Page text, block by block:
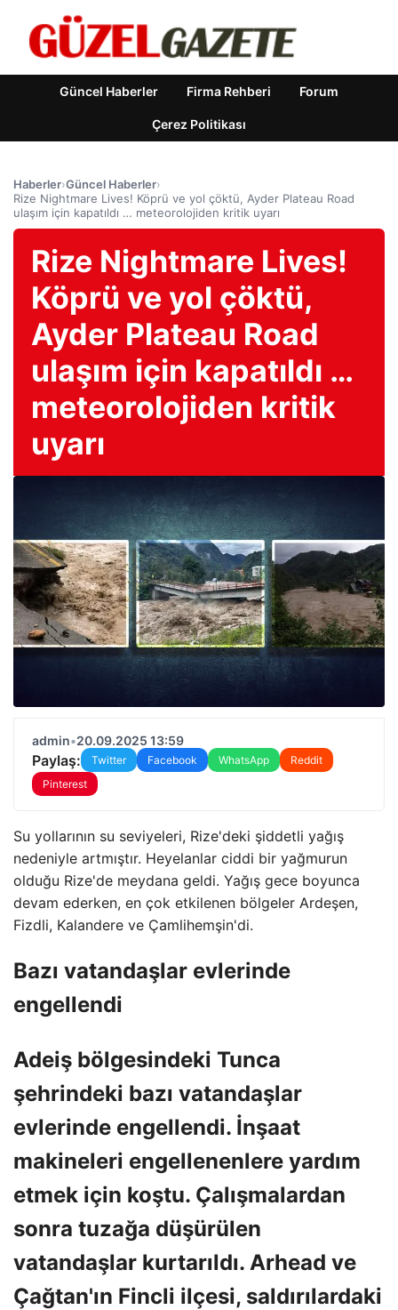
Güncel Haberler Firma Rehberi Forum
Çerez Politikası
Haberler›Güncel Haberler›
Rize Nightmare Lives! Köprü ve yol çöktü, Ayder Plateau Road
ulaşım için kapatıldı … meteorolojiden kritik uyarı
Rize Nightmare Lives!
Köprü ve yol çöktü,
Ayder Plateau Road
ulaşım için kapatıldı …
meteorolojiden kritik
uyarı
admin•20.09.2025 13:59
Paylaş: Twitter Facebook WhatsApp
Reddit
Pinterest
Su yollarının su seviyeleri, Rize'deki şiddetli yağış
nedeniyle artmıştır. Heyelanlar ciddi bir yağmurun
olduğu Rize'de meydana geldi. Yağış gece boyunca
devam ederken, en çok etkilenen bölgeler Ardeşen,
Fizdli, Kalandere ve Çamlihemşin'di.
Bazı vatandaşlar evlerinde
engellendi
Adeiş bölgesindeki Tunca
şehrindeki bazı vatandaşlar
evlerinde engellendi. İnşaat
makineleri engellenenlere yardım
etmek için koştu. Çalışmalardan
sonra tuzağa düşürülen
vatandaşlar kurtarıldı. Arhead ve
Çağtan'ın Fincli ilçesi, saldırılardaki